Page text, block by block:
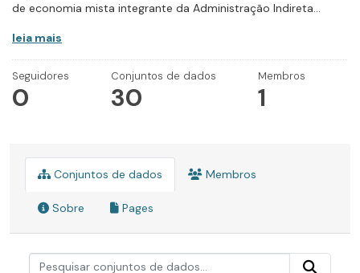
de economia mista integrante da Administração Indireta...
leia mais
Seguidores
0
Conjuntos de dados
30
Membros
1
Conjuntos de dados Membros
Sobre Pages